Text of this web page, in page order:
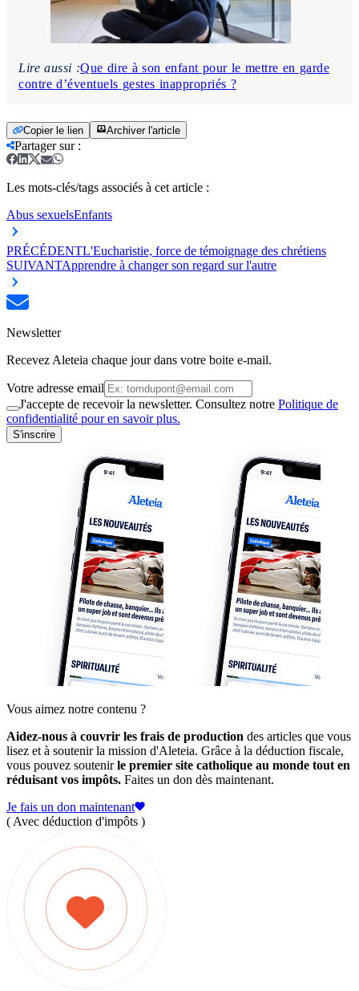
Lire aussi :Que dire à son enfant pour le mettre en garde
contre d’éventuels gestes inappropriés ?
Copier le lien Archiver l'article
Partager sur:
Les mots-clés/tags associés à cet article :
Abus sexuelsEnfants
PRÉCÉDENTL'Eucharistie, force de témoignage des chrétiens
SUIVANTApprendre à changer son regard sur l'autre
Newsletter
Recevez Aleteia chaque jour dans votre boite e-mail.
Votre adresse email
J'accepte de recevoir la newsletter. Consultez notre Politique de
confidentialité pour en savoir plus.
S'inscrire
Vous aimez notre contenu ?
Aidez-nous à couvrir les frais de production des articles que vous
lisez et à soutenir la mission d'Aleteia. Grâce à la déduction fiscale,
vous pouvez soutenirle premier site catholique au monde tout en
réduisant vos impôts. Faites un don dès maintenant.
Je fais un don maintenant
( Avec déduction d'impôts )